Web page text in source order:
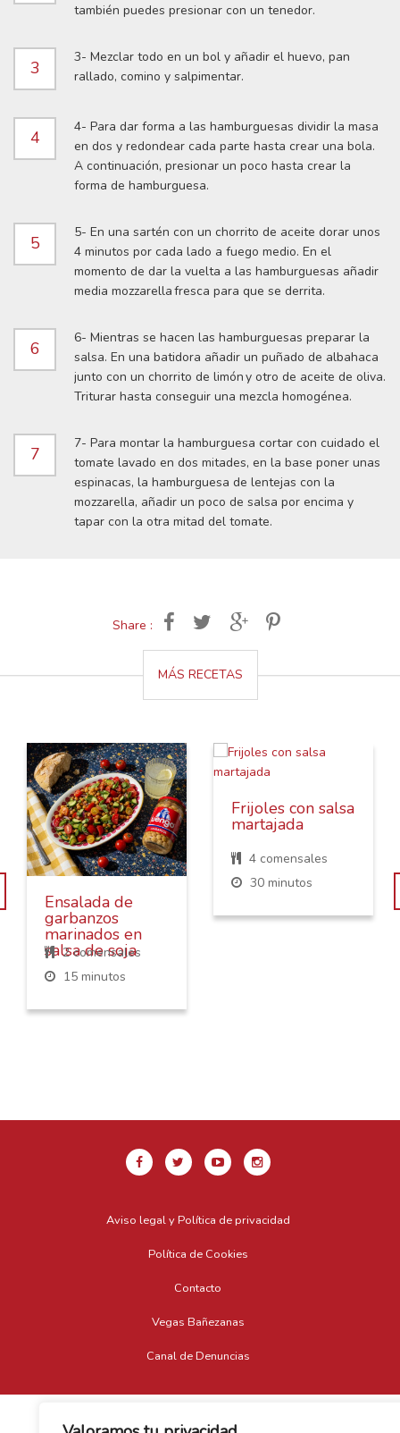
también puedes presionar con un tenedor.
3
3- Mezclar todo en un bol y añadir el huevo, pan
rallado, comino y salpimentar.
4
4- Para dar forma a las hamburguesas dividir la masa
en dos y redondear cada parte hasta crear una bola.
A continuación, presionar un poco hasta crear la
forma de hamburguesa.
5
5- En una sartén con un chorrito de aceite dorar unos
4 minutos por cada lado a fuego medio. En el
momento de dar la vuelta a las hamburguesas añadir
media mozzarella fresca para que se derrita.
6
6- Mientras se hacen las hamburguesas preparar la
salsa. En una batidora añadir un puñado de albahaca
junto con un chorrito de limón y otro de aceite de oliva.
Triturar hasta conseguir una mezcla homogénea.
7
7- Para montar la hamburguesa cortar con cuidado el
tomate lavado en dos mitades, en la base poner unas
espinacas, la hamburguesa de lentejas con la
mozzarella, añadir un poco de salsa por encima y
tapar con la otra mitad del tomate.
Share :
MÁS RECETAS
Ensalada de
garbanzos
marinados en
salsa de soja
2 comensales
15 minutos
Frijoles con salsa
martajada
4 comensales
30 minutos
Aviso legal y Política de privacidad
Política de Cookies
Contacto
Vegas Bañezanas
Canal de Denuncias